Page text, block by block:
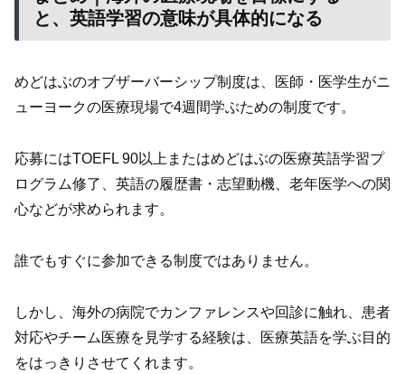
と、英語学習の意味が具体的になる
めどはぶのオブザーバーシップ制度は、医師・医学生がニ
ューヨークの医療現場で4週間学ぶための制度です。
応募にはTOEFL 90以上またはめどはぶの医療英語学習プ
ログラム修了、英語の履歴書・志望動機、老年医学への関
心などが求められます。
誰でもすぐに参加できる制度ではありません。
しかし、海外の病院でカンファレンスや回診に触れ、患者
対応やチーム医療を見学する経験は、医療英語を学ぶ目的
をはっきりさせてくれます。